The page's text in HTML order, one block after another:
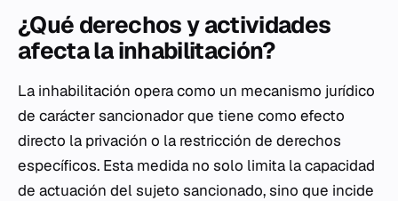
¿Qué derechos y actividades
afecta la inhabilitación?
La inhabilitación opera como un mecanismo jurídico
de carácter sancionador que tiene como efecto
directo la privación o la restricción de derechos
específicos. Esta medida no solo limita la capacidad
de actuación del sujeto sancionado, sino que incide